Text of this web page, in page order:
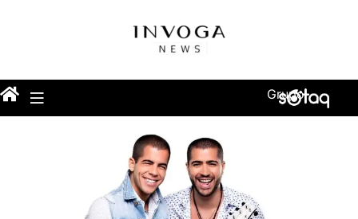
Grupo